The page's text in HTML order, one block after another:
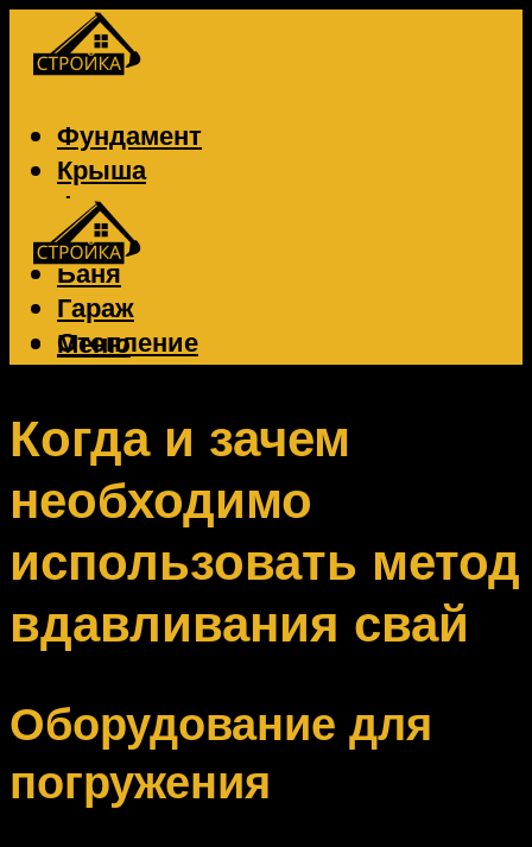
Фундамент
Крыша
Фасад
Забор
Баня
Гараж
Отопление
Вентиляция
Меню
Меню
Когда и зачем
необходимо
использовать метод
вдавливания свай
Оборудование для
погружения